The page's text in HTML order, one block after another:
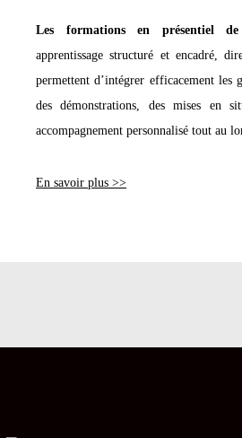
Les formations en présentiel
apprentissage structuré et encadré,
permettent d’intégrer efficacement les
des démonstrations, des mises en
accompagnement personnalisé tout au
En savoir plus >>